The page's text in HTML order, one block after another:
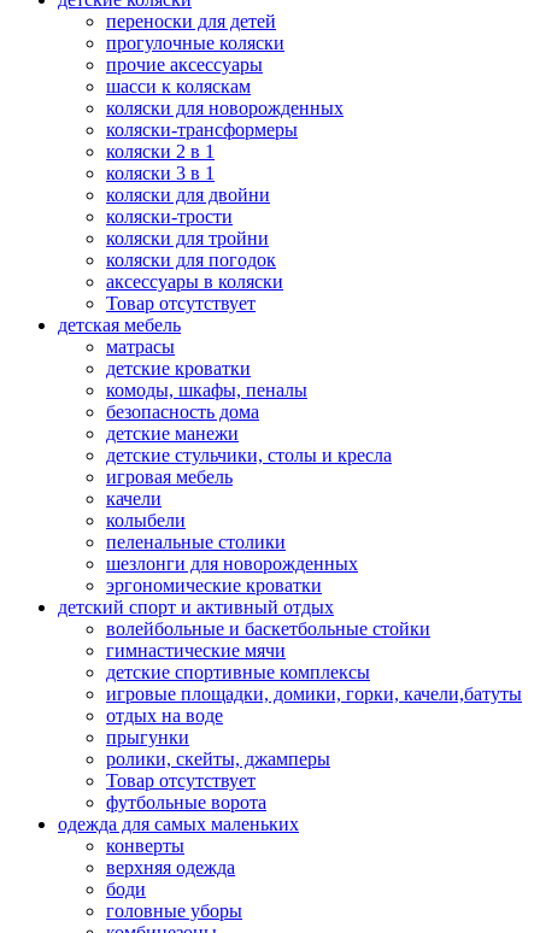
переноски для детей
прогулочные коляски
прочие аксессуары
шасси к коляскам
коляски для новорожденных
коляски-трансформеры
коляски 2 в 1
коляски 3 в 1
коляски для двойни
коляски-трости
коляски для тройни
коляски для погодок
аксессуары в коляски
Товар отсутствует
детская мебель
матрасы
детские кроватки
комоды, шкафы, пеналы
безопасность дома
детские манежи
детские стульчики, столы и кресла
игровая мебель
качели
колыбели
пеленальные столики
шезлонги для новорожденных
эргономические кроватки
детский спорт и активный отдых
волейбольные и баскетбольные стойки
гимнастические мячи
детские спортивные комплексы
игровые площадки, домики, горки, качели,батуты
отдых на воде
прыгунки
ролики, скейты, джамперы
Товар отсутствует
футбольные ворота
одежда для самых маленьких
конверты
верхняя одежда
боди
головные уборы